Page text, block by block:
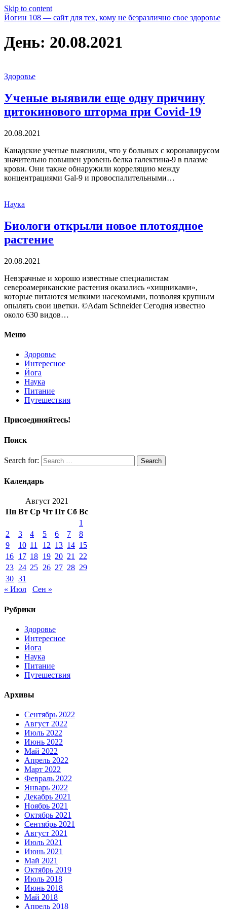
Skip to content
Йогин 108 — сайт для тех, кому не безразлично свое здоровье
День: 20.08.2021
Здоровье
Ученые выявили еще одну причину
цитокинового шторма при Covid-19
20.08.2021
Канадские ученые выяснили, что у больных с коронавирусом
значительно повышен уровень белка галектина-9 в плазме
крови. Они также обнаружили корреляцию между
концентрациями Gal-9 и провоспалительными…
Наука
Биологи открыли новое плотоядное
растение
20.08.2021
Невзрачные и хорошо известные специалистам
североамериканские растения оказались «хищниками»,
которые питаются мелкими насекомыми, позволяя крупным
опылять свои цветки. ©Adam Schneider Сегодня известно
около 630 видов…
Меню
Здоровье
Интересное
Йога
Наука
Питание
Путешествия
Присоединяйтесь!
Поиск
Search for: Search
Календарь
Август 2021
Пн Вт Ср Чт Пт Сб Вс
1
2
3 4 5 6 7
8
9
10 11 12 13 14 15
16 17 18 19 20 21
22
23 24 25 26 27 28 29
30 31
« Июл
Сен »
Рубрики
Здоровье
Интересное
Йога
Наука
Питание
Путешествия
Архивы
Сентябрь 2022
Август 2022
Июль 2022
Июнь 2022
Май 2022
Апрель 2022
Март 2022
Февраль 2022
Январь 2022
Декабрь 2021
Ноябрь 2021
Октябрь 2021
Сентябрь 2021
Август 2021
Июль 2021
Июнь 2021
Май 2021
Октябрь 2019
Июль 2018
Июнь 2018
Май 2018
Апрель 2018